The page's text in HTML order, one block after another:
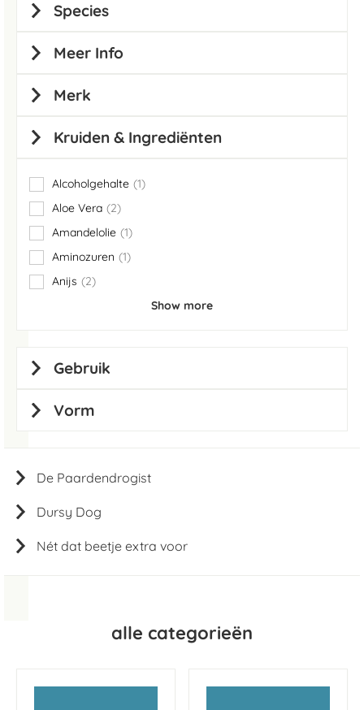
alle categorieën
De Paardendrogist
Dursy Dog
Nét dat beetje extra voor
Species
Meer Info
Merk
Kruiden & Ingrediënten
Alcoholgehalte 1
item
Aloe Vera
2
items
Amandelolie 1
item
Aminozuren
1
item
Anijs
2
items
Show more
Gebruik
Vorm